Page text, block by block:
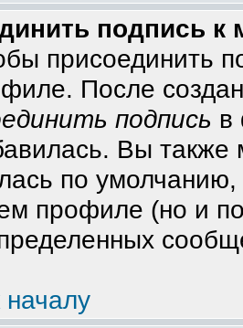
подпись
присоединить
После
подпись в
Вы также
по
профиле (но и
началу